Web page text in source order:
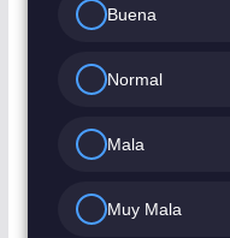
Buena
Normal
Mala
Muy Mala